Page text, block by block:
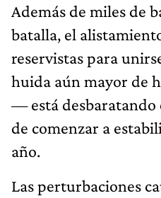
Además de miles de
batalla, el
reservistas para
huida aún mayor de
— está desbaratando
de comenzar a
año.
Las perturbaciones